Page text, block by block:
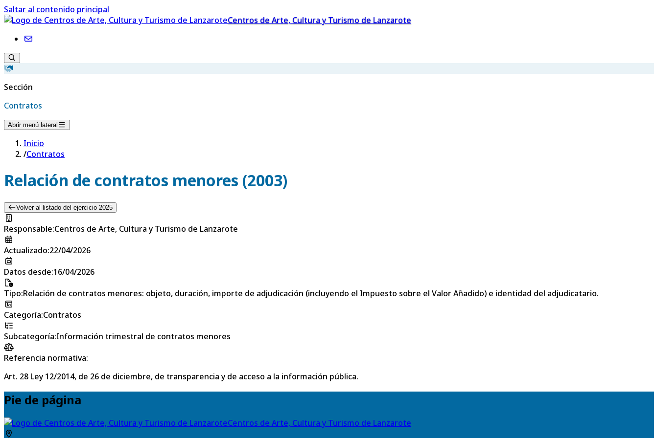
Saltar al contenido principal
Centros de Arte, Cultura y Turismo de Lanzarote
Sección
Contratos
Abrir menú lateral
Inicio
/Contratos
Relación de contratos menores (2003)
Volver al listado del ejercicio 2025
Responsable:Centros de Arte, Cultura y Turismo de Lanzarote
Actualizado:22/04/2026
Datos desde:16/04/2026
Tipo:Relación de contratos menores: objeto, duración, importe de adjudicación (incluyendo el Impuesto sobre el Valor Añadido) e identidad del adjudicatario.
Categoría:Contratos
Subcategoría:Información trimestral de contratos menores
Referencia normativa:
Art. 28 Ley 12/2014, de 26 de diciembre, de transparencia y de acceso a la información pública.
Pie de página
Centros de Arte, Cultura y Turismo de Lanzarote